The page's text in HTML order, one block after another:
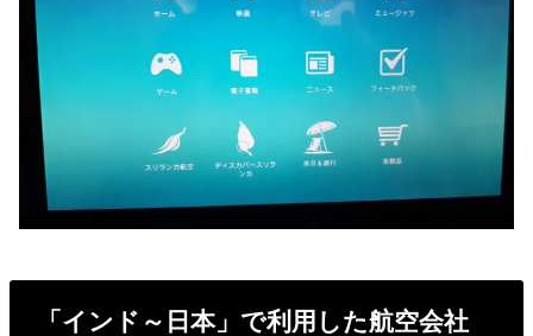
「インド～日本」で利用した航空会社